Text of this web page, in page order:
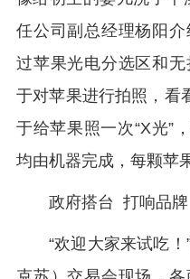
任公司副总经理杨阳
过苹果光电分选区和
于对苹果进行拍照，看
于给苹果照一次“X光”
均由机器完成，每颗苹
政府搭台 打响品牌
“欢迎大家来试吃